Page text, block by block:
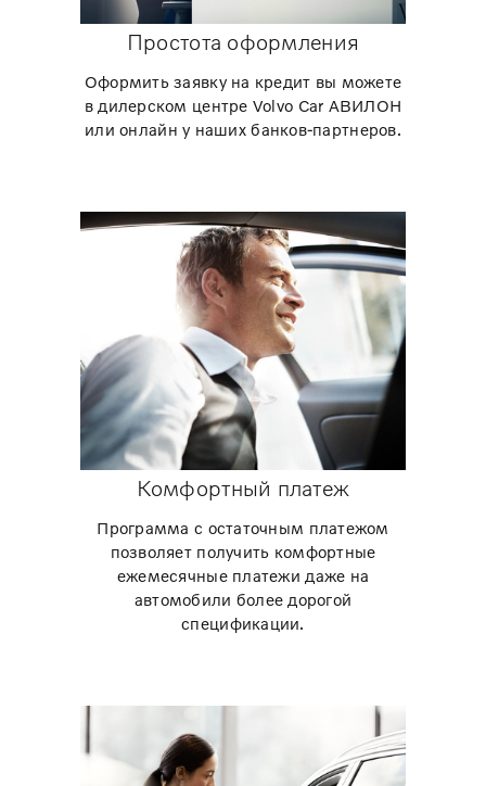
Простота оформления
Оформить заявку на кредит вы можете
в дилерском центре Volvo Car АВИЛОН
или онлайн у наших банков-партнеров.
Комфортный платеж
Программа с остаточным платежом
позволяет получить комфортные
ежемесячные платежи даже на
автомобили более дорогой
спецификации.